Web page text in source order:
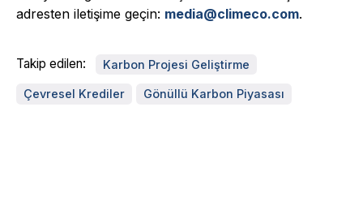
adresten iletişime geçin: media@climeco.com.
Takip edilen: Karbon Projesi Geliştirme
Çevresel Krediler Gönüllü Karbon Piyasası